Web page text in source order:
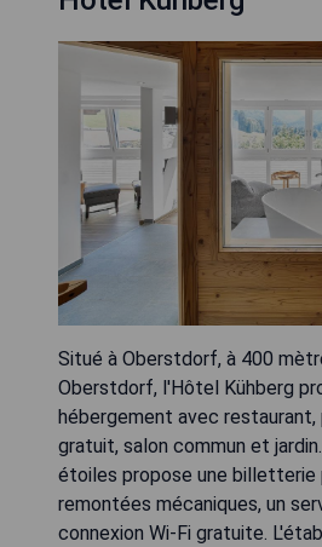
Situé à Oberstdorf, à 400
Oberstdorf, l'Hôtel Kühberg
hébergement avec restaurant,
gratuit, salon commun et
étoiles propose une billetterie
remontées mécaniques, un
connexion Wi-Fi gratuite.